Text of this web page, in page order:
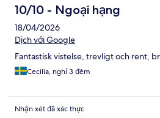
10/10 - Ngoại hạng
18/04/2026
Dịch với Google
Fantastisk vistelse, trevligt och rent,
Cecilia, nghỉ 3 đêm
Nhận xét đã xác thực